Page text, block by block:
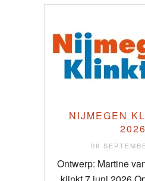
NIJMEGEN
2026
06
Ontwerp: Martine